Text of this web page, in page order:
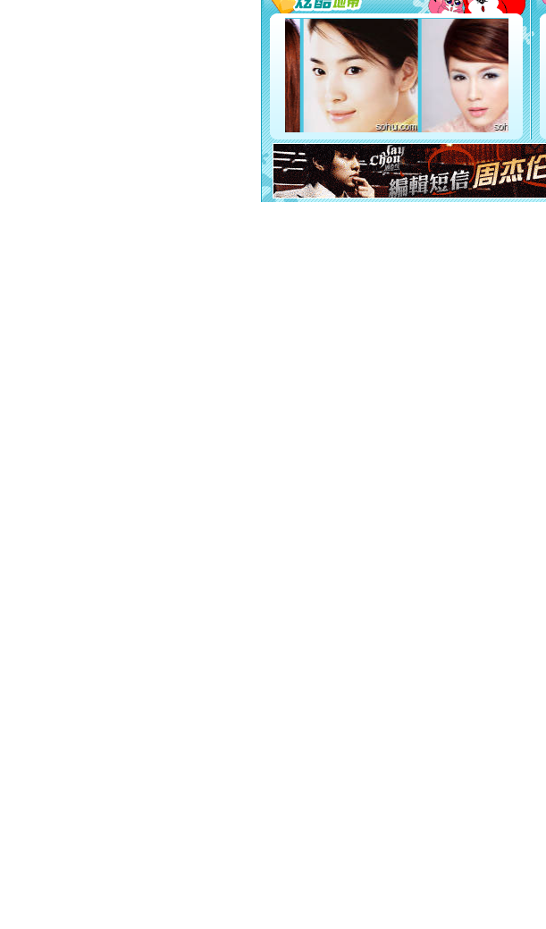
[圣诞
能正
都要
[圣诞
如意
[元旦]
断电
你是
[元旦]
起；
离。
[元旦]
泣，
卖了